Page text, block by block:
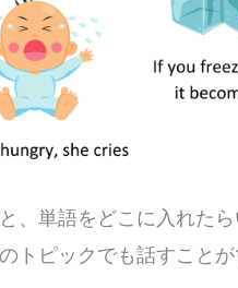
、単語をどこに入れた
トピックでも話すことが